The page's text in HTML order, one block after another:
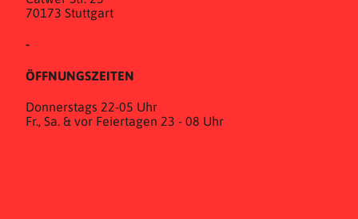
70173 Stuttgart
-
ÖFFNUNGSZEITEN
Donnerstags 22-05 Uhr
Fr., Sa. & vor Feiertagen 23 - 08 Uhr